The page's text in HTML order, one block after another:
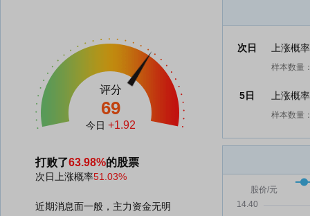
评分
69
今日 +1.92
打败了63.98%的股票
次日上涨概率51.03%
近期消息面一般，主力资金无明
次日 上涨概
样本数量
5日 上涨概
样本数量